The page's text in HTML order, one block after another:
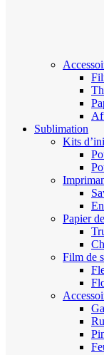
Sublimation
Kits
Papier
Film de